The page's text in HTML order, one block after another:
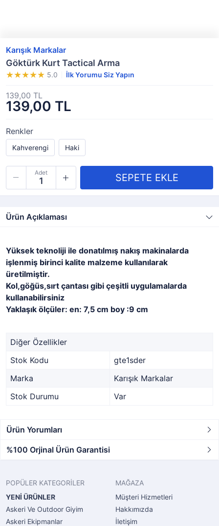
Karışık Markalar
Göktürk Kurt Tactical Arma
5.0 İlk Yorumu Siz Yapın
139,00 TL
139,00 TL
Renkler
Kahverengi Haki
Adet
Ürün Açıklaması
Yüksek teknoliji ile donatılmış nakış makinalarda
işlenmiş birinci kalite malzeme kullanılarak
üretilmiştir.
Kol,göğüs,sırt çantası gibi çeşitli uygulamalarda
kullanabilirsiniz
Yaklaşık ölçüler: en: 7,5 cm boy :9 cm
Diğer Özellikler
Stok Kodu
gte1sder
Marka
Karışık Markalar
Stok Durumu
Var
Ürün Yorumları
%100 Orjinal Ürün Garantisi
POPÜLER KATEGORİLER
YENİ ÜRÜNLER
Askeri Ve Outdoor Giyim
Askeri Ekipmanlar
MAĞAZA
Müşteri Hizmetleri
Hakkımızda
İletişim